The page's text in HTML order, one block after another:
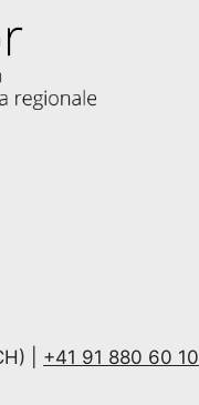
| +41 91 880 60 10